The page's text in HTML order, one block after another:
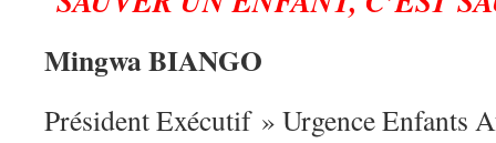
Mingwa BIANGO
Président Exécutif » Urgence Enfants